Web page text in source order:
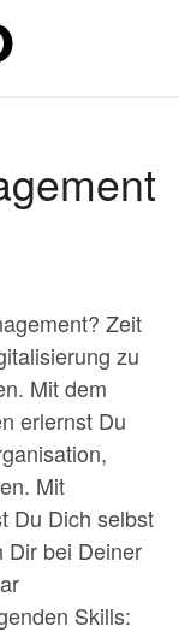
Zeit
zu
Mit dem
erlernst Du
Mit
Du Dich selbst
Dir bei Deiner
Skills: